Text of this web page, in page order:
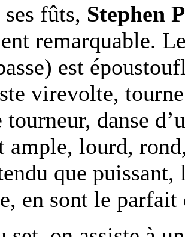
fûts, Stephen
remarquable.
est
virevolte,
danse
ample, lourd,
que
en sont le parfait